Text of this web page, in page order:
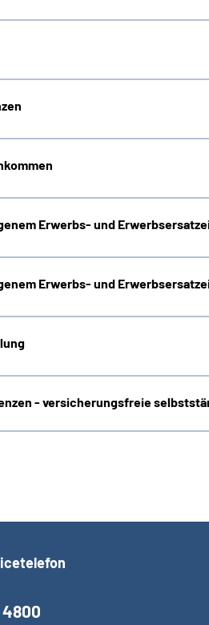
Erwerbs- und
Erwerbs- und
- versicherungsfreie
4800